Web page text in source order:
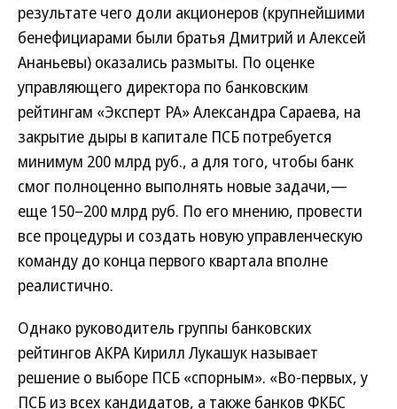
результате чего доли акционеров (крупнейшими
бенефициарами были братья Дмитрий и Алексей
Ананьевы) оказались размыты. По оценке
управляющего директора по банковским
рейтингам «Эксперт РА» Александра Сараева, на
закрытие дыры в капитале ПСБ потребуется
минимум 200 млрд руб., а для того, чтобы банк
смог полноценно выполнять новые задачи,—
еще 150–200 млрд руб. По его мнению, провести
все процедуры и создать новую управленческую
команду до конца первого квартала вполне
реалистично.
Однако руководитель группы банковских
рейтингов АКРА Кирилл Лукашук называет
решение о выборе ПСБ «спорным». «Во-первых, у
ПСБ из всех кандидатов, а также банков ФКБС